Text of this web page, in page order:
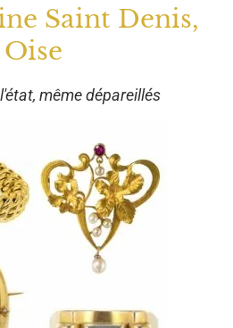
Saint Denis,
Oise
même dépareillés